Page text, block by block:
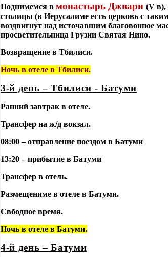
Поднимемся в монастырь Джвари (V в),
столицы (в Иерусалиме есть церковь с
воздвигнут над источавшим благовонное
просветительница Грузии Святая Нино.
Возвращение в Тбилиси.
Ночь в отеле в Тбилиси.
3-й день – Тбилиси - Батуми
Ранний завтрак в отеле.
Трансфер на ж/д вокзал.
08:00 – отправление поездом в Батуми
13:20 – прибытие в Батуми
Трансфер в отель.
Размещениме в отеле в Батуми.
Свбодное время.
Ночь в отеле в Батуми.
4-й день – Батуми